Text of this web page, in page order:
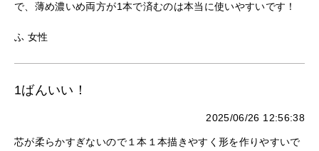
で、薄め濃いめ両方が1本で済むのは本当に使いやすいです！
ふ 女性
1ばんいい！
2025/06/26 12:56:38
芯が柔らかすぎないので１本１本描きやすく形を作りやすいで